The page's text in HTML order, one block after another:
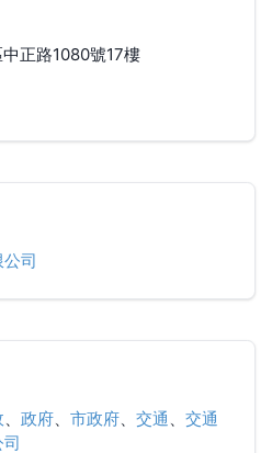
正路1080號17樓
司
、 政府、 市政府、 交通 、 交通